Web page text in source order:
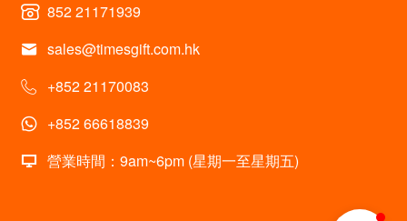
852 21171939
sales@timesgift.com.hk
+852 21170083
+852 66618839
營業時間：9am~6pm (星期一至星期五)